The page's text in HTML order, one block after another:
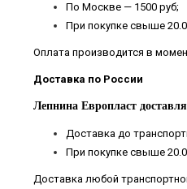
По Москве — 1500 руб;
При покупке свыше
Оплата производится в
Доставка по России
Лепнина Европласт
Доставка до
При покупке свыше
Доставка любой